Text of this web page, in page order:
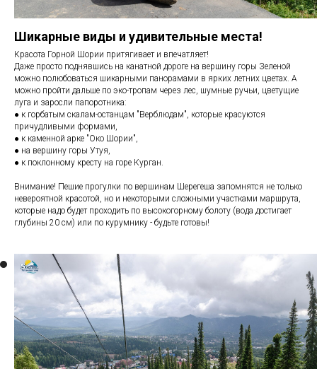
Шикарные виды и удивительные места!
Красота Горной Шории притягивает и впечатляет!
Даже просто поднявшись на канатной дороге на вершину горы Зеленой
можно полюбоваться шикарными панорамами в ярких летних цветах. А
можно пройти дальше по эко-тропам через лес, шумные ручьи, цветущие
луга и заросли папоротника:
● к горбатым скалам-останцам "Верблюдам", которые красуются
причудливыми формами,
● к каменной арке "Око Шории",
● на вершину горы Утуя,
● к поклонному кресту на горе Курган.
Внимание! Пешие прогулки по вершинам Шерегеша запомнятся не только
невероятной красотой, но и некоторыми сложными участками маршрута,
которые надо будет проходить по высокогорному болоту (вода достигает
глубины 20 см) или по курумнику - будьте готовы!